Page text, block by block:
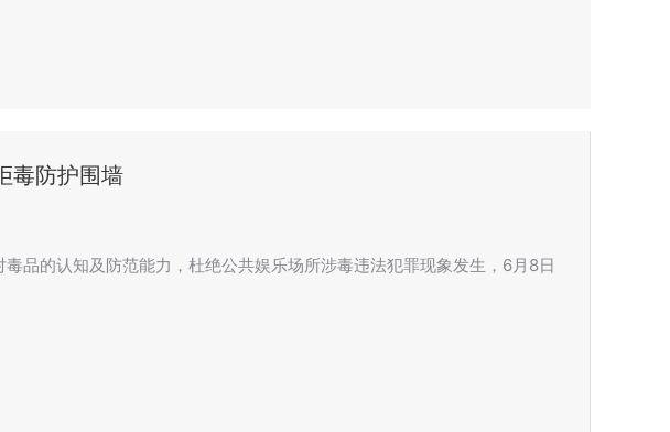
毒防护围墙
品的认知及防范能力，杜绝公共娱乐场所涉毒违法犯罪现象发生，6月8日